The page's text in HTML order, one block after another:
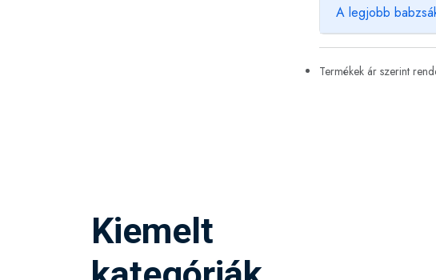
A legjobb
Termékek ár szerint
Kiemelt